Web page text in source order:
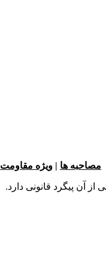
مصاحبه ها | ویژه مقاومت
آن پیگرد قانونی دارد.